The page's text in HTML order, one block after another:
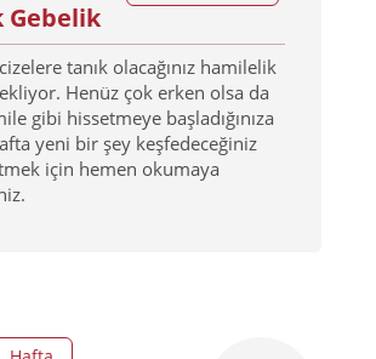
Gebelik
tanık olacağınız hamilelik
Henüz çok erken olsa da
gibi hissetmeye başladığınıza
yeni bir şey keşfedeceğiniz
için hemen okumaya